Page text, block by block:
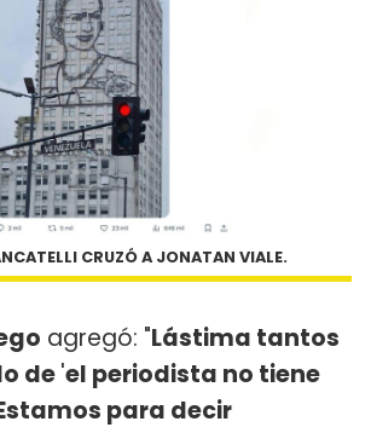
CRUZÓ A JONATAN VIALE.
agregó: "Lástima tantos
de'el periodista no tiene
para decir